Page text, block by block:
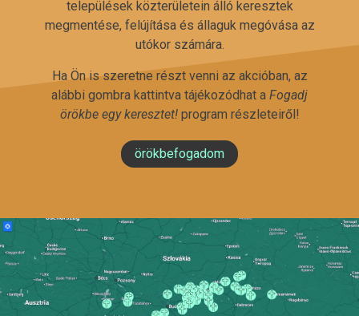
települések közterületein álló keresztek
megmentése, felújítása és állaguk megóvása az
utókor számára.
Ha Ön is szeretne részt venni az akcióban, az
alábbi gombra kattintva tájékozódhat a Fogadj
örökbe egy keresztet!program részleteiről!
örökbefogadom